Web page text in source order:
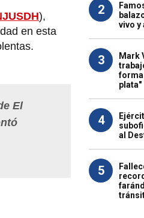
),
en esta
El
2
vivo y
3
Mark
forma
plata"
4
al
5